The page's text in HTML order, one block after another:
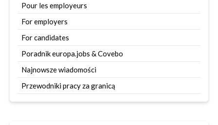
Pour les employeurs
For employers
For candidates
Poradnik europa.jobs & Covebo
Najnowsze wiadomości
Przewodniki pracy za granicą